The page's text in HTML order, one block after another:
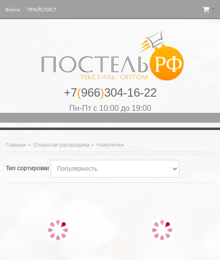
Войти ПРАЙСЛИСТ
+7(966)304-16-22
Пн-Пт с 10:00 до 19:00
Главная > Открытая распродажа > Наволочки
Тип сортировки